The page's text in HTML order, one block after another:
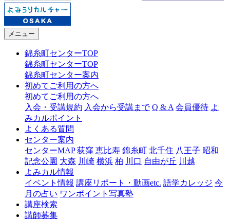
メニュー
錦糸町センターTOP
錦糸町センターTOP
錦糸町センター案内
初めてご利用の方へ
初めてご利用の方へ
入会・受講規約 入会から受講まで Q & A 会員優待 よ
みカルポイント
よくある質問
センター案内
センターMAP 荻窪 恵比寿 錦糸町 北千住 八王子 昭和
記念公園 大森 川崎 横浜 柏 川口 自由が丘 川越
よみカル情報
イベント情報 講座リポート・動画etc. 語学カレッジ 今
月の占い ワンポイント写真塾
講座検索
講師募集